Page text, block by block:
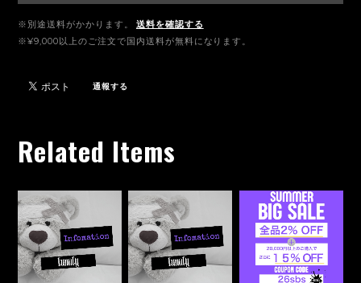
※別途送料がかかります。
送料を確認する
※¥9,000以上のご注文で国内送料が無料になります。
通報する
Related Items